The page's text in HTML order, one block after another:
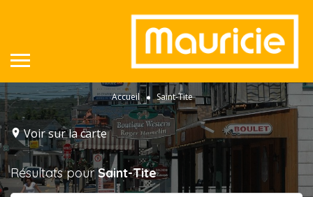
Accueil Saint-Tite
Voir sur la carte
Résultats pourSaint-Tite